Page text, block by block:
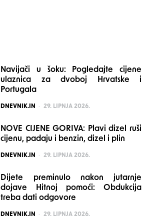
Navijači u šoku: Pogledajte cijene
ulaznica za dvoboj Hrvatske i
Portugala
POSTED
DNEVNIK.IN 29. LIPNJA 2026.
NOVE CIJENE GORIVA: Plavi dizel ruši
cijenu, padaju i benzin, dizel i plin
POSTED
DNEVNIK.IN 29. LIPNJA 2026.
Dijete preminulo nakon jutarnje
dojave Hitnoj pomoći: Obdukcija
treba dati odgovore
POSTED
DNEVNIK.IN 29. LIPNJA 2026.